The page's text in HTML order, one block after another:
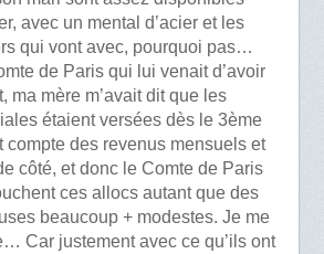
avec un mental d’acier et les
qui vont avec, pourquoi pas…
de Paris qui lui venait d’avoir
ma mère m’avait dit que les
étaient versées dès le 3ème
compte des revenus mensuels et
côté, et donc le Comte de Paris
ces allocs autant que des
beaucoup + modestes. Je me
Car justement avec ce qu’ils ont